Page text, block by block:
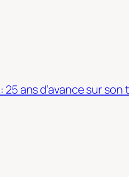
25 ans d’avance sur son